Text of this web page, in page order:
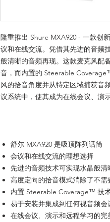
隆重推出 Shure MXA920 - 一款创
议和在线交流。凭借其先进的音频
般清晰的音频再现。这款麦克风配
音，而内置的 Steerable
风的拾音角度并从特定区域捕获音
议系统中，使其成为在线会议、演
舒尔 MXA920 是吸顶阵列话筒
会议和在线交流的理想选择
先进的音频技术可实现水晶般清
高度定向的拾音模式消除了不需
内置 Steerable Coverage™ 技
易于安装并集成到任何视音频会
在线会议、演示和远程学习的完